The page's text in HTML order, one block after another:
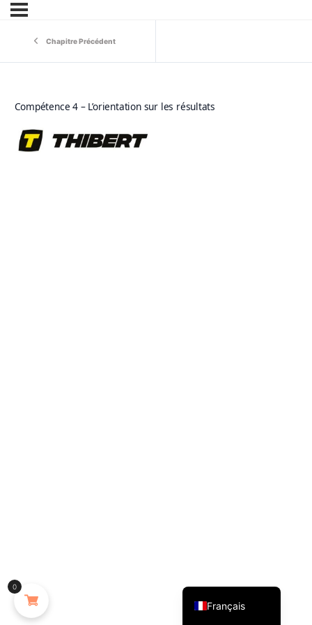
Chapitre Précédent
Compétence 4 – L’orientation sur les résultats
0
Français